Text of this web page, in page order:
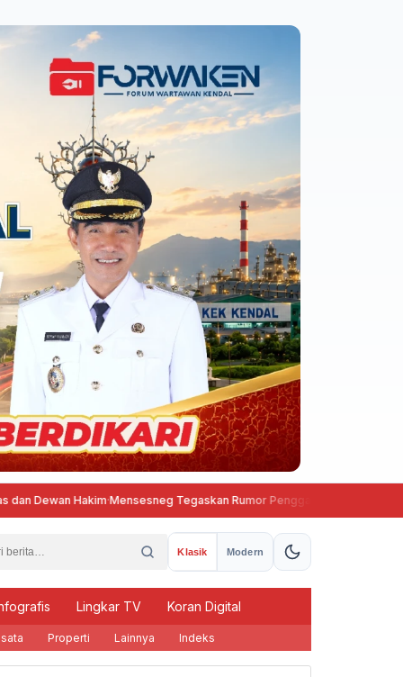
Hakim·Mensesneg Tegaskan Rumor Penggantian Kapolri Tidak Benar
Klasik Modern
Lingkar TV Koran Digital
Properti Lainnya Indeks